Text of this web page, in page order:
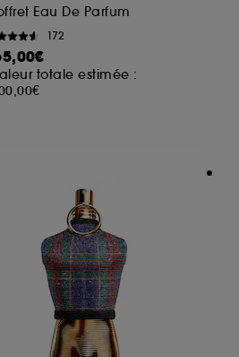
Eau De Parfum
172
totale estimée :